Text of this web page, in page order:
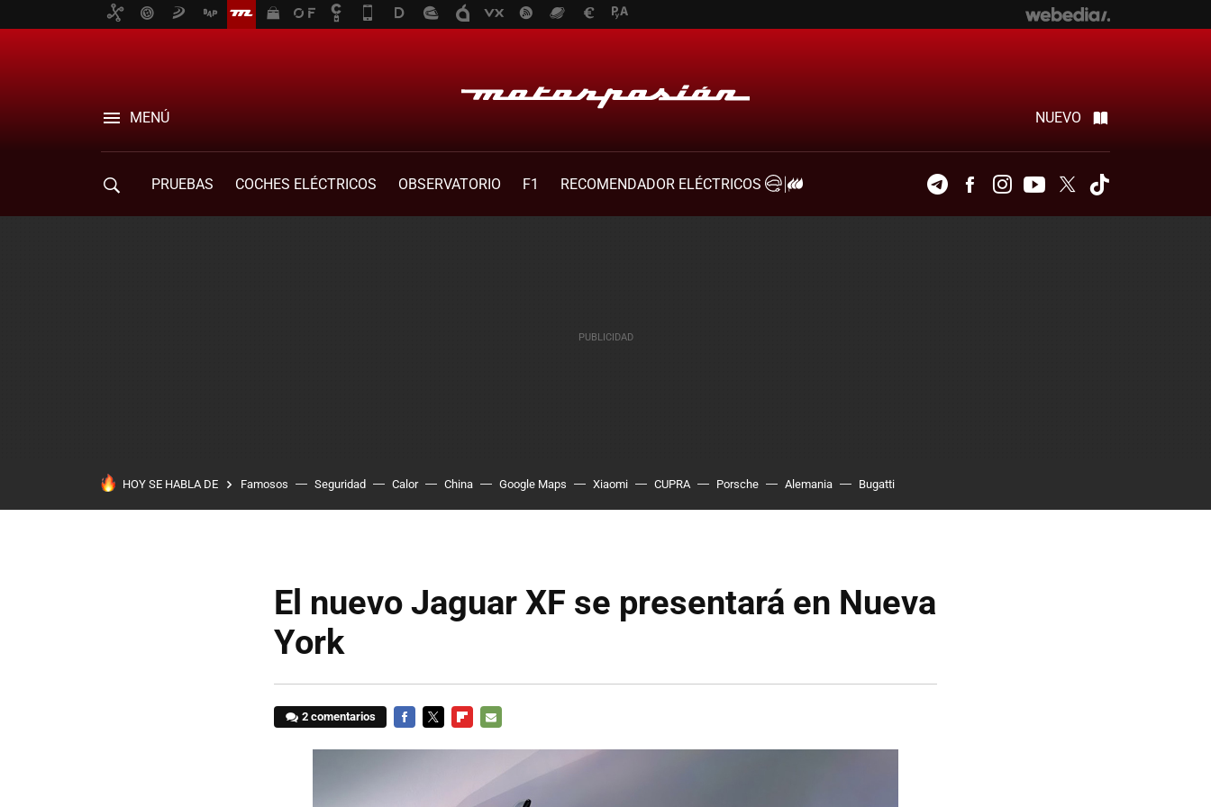
MENÚ NUEVO
PRUEBAS COCHES ELÉCTRICOS OBSERVATORIO F1
RECOMENDADOR ELÉCTRICOS
TelegramFacebookInstagramYoutubeTwitter
HOY SE HABLA DE Famosos Seguridad Calor China Google Maps Xiaomi CUPRA Porsche Alemania Bugatti
El nuevo Jaguar XF se presentará en Nueva
York
2 comentarios